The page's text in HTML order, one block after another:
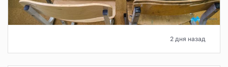
2 дня назад